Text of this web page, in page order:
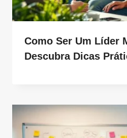
Como Ser Um Líder
Descubra Dicas